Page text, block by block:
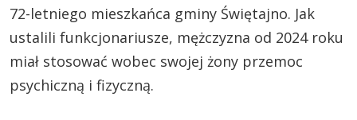
72-letniego mieszkańca gminy Świętajno. Jak
ustalili funkcjonariusze, mężczyzna od 2024 roku
miał stosować wobec swojej żony przemoc
psychiczną i fizyczną.